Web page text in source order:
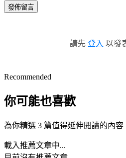
發佈留言
請先 登入 以發
Recommended
你可能也喜歡
為你精選 3 篇值得延伸閱讀的內容
載入推薦文章中...